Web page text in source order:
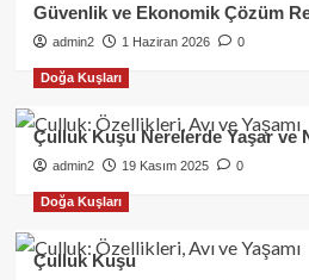
Güvenlik ve Ekonomik Çözüm
admin2 1 Haziran 2026 0
Doğa Kuşları
Çulluk Kuşu Nerelerde Yaşar ve
admin2 19 Kasım 2025 0
Doğa Kuşları
Çulluk Kuşu